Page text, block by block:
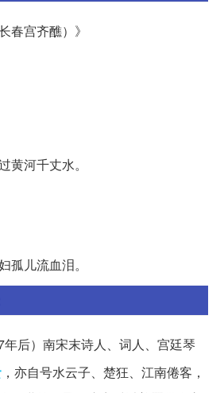
春宫齐醮）》
黄河千丈水。
孤儿流血泪。
后）南宋末诗人、词人、宫廷琴
，亦自号水云子、楚狂、江南倦客，